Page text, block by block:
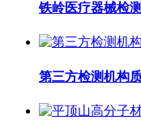
铁岭医疗器械检
第三方检测机构